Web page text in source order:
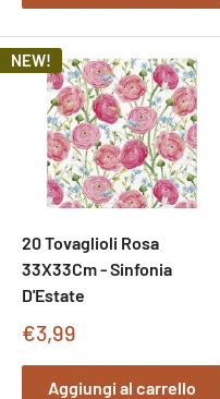
NEW!
20 Tovaglioli Rosa
33X33Cm - Sinfonia
D'Estate
Prezzo
vendita
€3,99
Aggiungi al carrello